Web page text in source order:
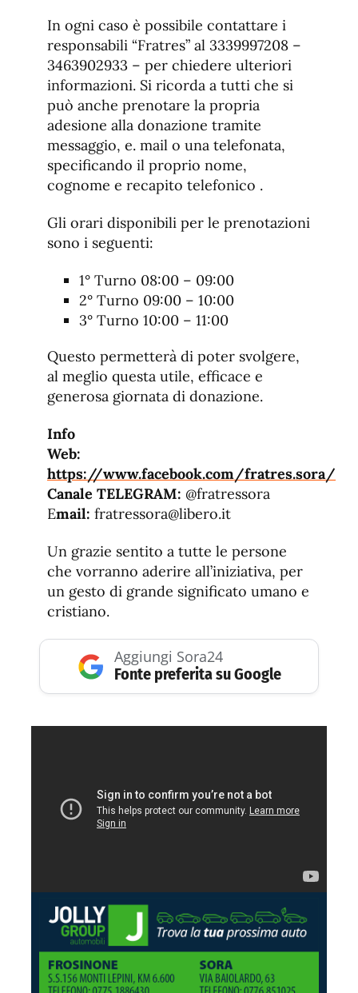
In ogni caso è possibile contattare i
responsabili “Fratres” al 3339997208 –
3463902933 – per chiedere ulteriori
informazioni. Si ricorda a tutti che si
può anche prenotare la propria
adesione alla donazione tramite
messaggio, e. mail o una telefonata,
specificando il proprio nome,
cognome e recapito telefonico .
Gli orari disponibili per le prenotazioni
sono i seguenti:
1° Turno 08:00 – 09:00
2° Turno 09:00 – 10:00
3° Turno 10:00 – 11:00
Questo permetterà di poter svolgere,
al meglio questa utile, efficace e
generosa giornata di donazione.
Info
Web:
https://www.facebook.com/fratres.sora/
Canale TELEGRAM: @fratressora
Email: fratressora@libero.it
Un grazie sentito a tutte le persone
che vorranno aderire all’iniziativa, per
un gesto di grande significato umano e
cristiano.
Aggiungi Sora24
Fonte preferita su Google